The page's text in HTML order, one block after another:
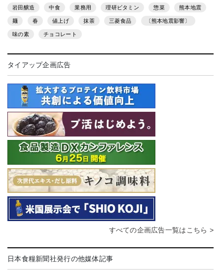
岩田醸造 中食 業務用 理研ビタミン 惣菜 熊本地震
麺 春 値上げ 抹茶 三菱食品 〔熊本地震影響〕
味の素 チョコレート
タイアップ企画広告
すべての企画広告一覧はこちら >
日本食糧新聞社発行の他媒体記事